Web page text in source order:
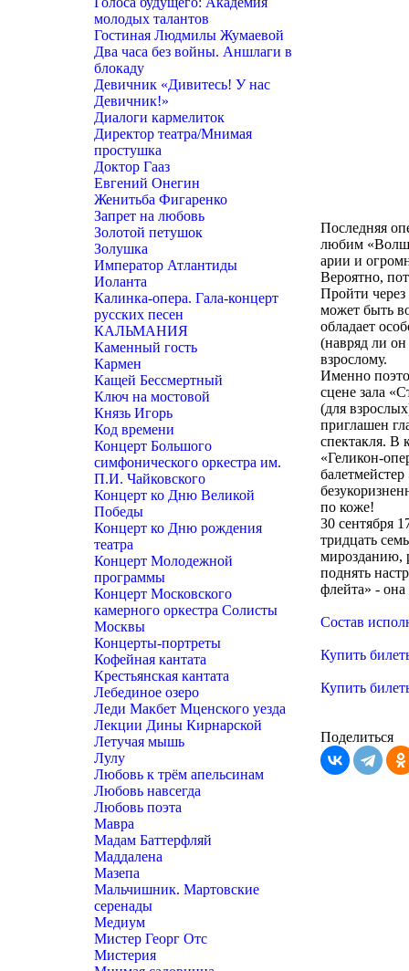
молодых талантов
Гостиная Людмилы Жумаевой
Два часа без войны. Аншлаги в
блокаду
Девичник «Дивитесь! У нас
Девичник!»
Диалоги кармелиток
Директор театра/Мнимая
простушка
Доктор Гааз
Евгений Онегин
Женитьба Фигаренко
Запрет на любовь
Золотой петушок
Золушка
Император Атлантиды
Иоланта
Калинка-опера. Гала-концерт
русских песен
КАЛЬМАНИЯ
Каменный гость
Кармен
Кащей Бессмертный
Ключ на мостовой
Князь Игорь
Код времени
Концерт Большого
симфонического оркестра им.
П.И. Чайковского
Концерт ко Дню Великой
Победы
Концерт ко Дню рождения
театра
Концерт Молодежной
программы
Концерт Московского
камерного оркестра Солисты
Москвы
Концерты-портреты
Кофейная кантата
Крестьянская кантата
Лебединое озеро
Леди Макбет Мценского уезда
Лекции Дины Кирнарской
Летучая мышь
Лулу
Любовь к трём апельсинам
Любовь навсегда
Любовь поэта
Мавра
Мадам Баттерфляй
Маддалена
Мазепа
Мальчишник. Мартовские
серенады
Медиум
Мистер Георг Отс
Мистерия
Последняя
любим
арии и
Вероятно,
Пройти
может быть
обладает
(навряд ли
взрослому.
Именно
сцене зала
(для
приглашен
спектакля. В
«Геликон-
по коже!
30 сентября
тридцать
мирозданию,
поднять
флейта» -
Состав
Купить
Купить
Поделиться